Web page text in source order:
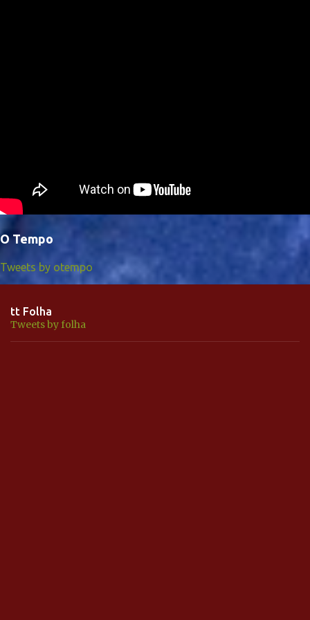
O Tempo
Tweets by otempo
tt Folha
Tweets by folha